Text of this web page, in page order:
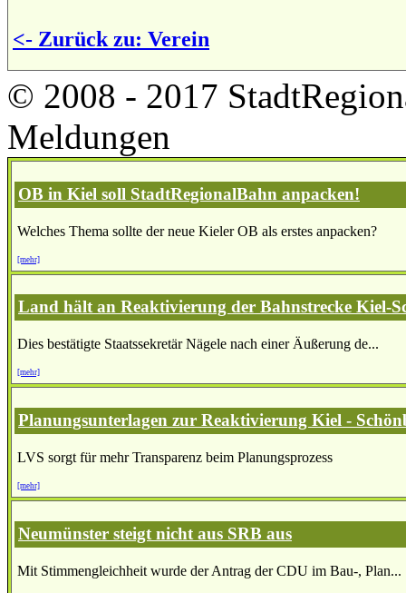
<- Zurück zu: Verein
© 2008 - 2017
Meldungen
OB in Kiel soll StadtRegionalBahn anpacken!
Welches Thema sollte der neue Kieler OB als erstes anpacken?
[mehr]
Land hält an Reaktivierung der Bahnstrecke Kiel-
Dies bestätigte Staatssekretär Nägele nach einer Äußerung de...
[mehr]
Planungsunterlagen zur Reaktivierung Kiel -
LVS sorgt für mehr Transparenz beim Planungsprozess
[mehr]
Neumünster steigt nicht aus SRB aus
Mit Stimmengleichheit wurde der Antrag der CDU im Bau-, Plan...